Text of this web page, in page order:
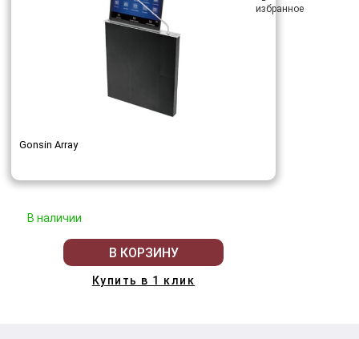
Gonsin Array
В наличии
В КОРЗИНУ
Купить в 1 клик